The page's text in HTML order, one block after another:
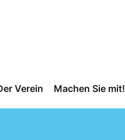
Verein Machen Sie mit!